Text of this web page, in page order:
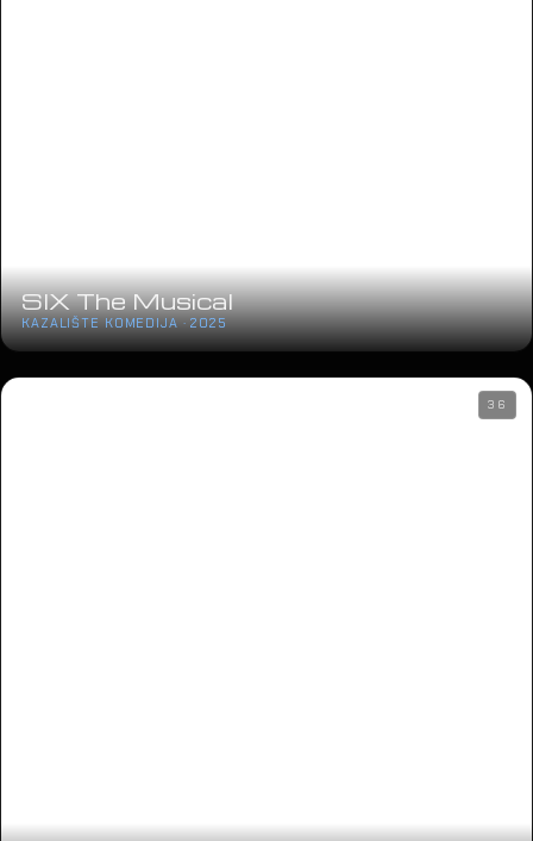
SIX The Musical
KAZALIŠTE KOMEDIJA · 2025
36